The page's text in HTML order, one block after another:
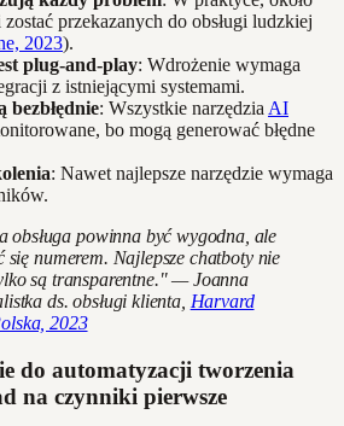
przekazanych do obsługi ludzkiej
2023).
plug-and-play: Wdrożenie wymaga
z istniejącymi systemami.
bezbłędnie: Wszystkie narzędzia AI
bo mogą generować błędne
: Nawet najlepsze narzędzie wymaga
obsługa powinna być wygodna, ale
się numerem. Najlepsze chatboty nie
są transparentne." — Joanna
ds. obsługi klienta, Harvard
2023
do automatyzacji tworzenia
na czynniki pierwsze